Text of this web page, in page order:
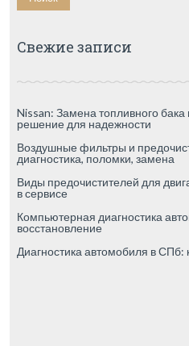
Свежие записи
Nissan: Замена топливного
решение для надежности
Воздушные фильтры и
диагностика, поломки, замена
Виды предочистителей для
в сервисе
Компьютерная диагностика
восстановление
Диагностика автомобиля в